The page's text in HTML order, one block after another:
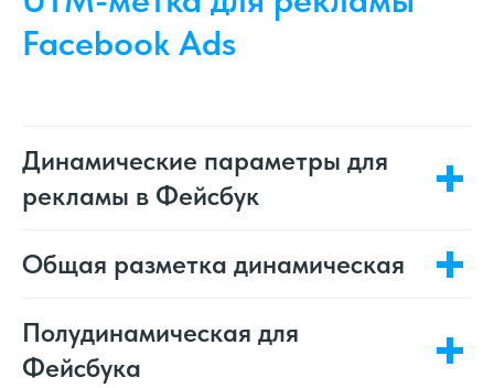
Facebook Ads
Динамические параметры для
рекламы в Фейсбук
Общая разметка динамическая
Полудинамическая для
Фейсбука